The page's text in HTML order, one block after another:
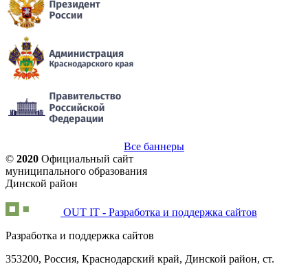
Все баннеры
© 2020 Официальный сайт
муниципального образования
Динской район
OUT IT - Разработка и поддержка сайтов
Разработка и поддержка сайтов
353200, Россия, Краснодарский край, Динской район, ст.